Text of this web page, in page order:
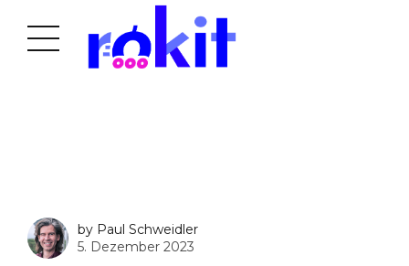
by Paul Schweidler
5. Dezember 2023